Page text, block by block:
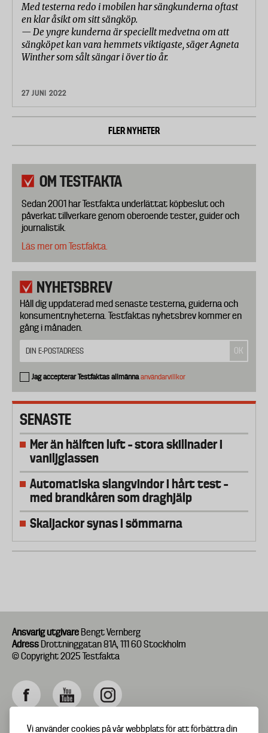
Vi använder cookies på vår webbplats för att förbättra din
Med testerna redo i mobilen har sängkunderna oftast
en klar åsikt om sitt sängköp.
— De yngre kunderna är speciellt medvetna om att
sängköpet kan vara hemmets viktigaste, säger Agneta
Winther som sålt sängar i över tio år.
27 JUNI 2022
FLER NYHETER
OM TESTFAKTA
Sedan 2001 har Testfakta underlättat köpbeslut och
påverkat tillverkare genom oberoende tester, guider och
journalistik.
Läs mer om Testfakta.
NYHETSBREV
Håll dig uppdaterad med senaste testerna, guiderna och
konsumentnyheterna. Testfaktas nyhetsbrev kommer en
gång i månaden.
Jag accepterar Testfaktas allmännaanvändarvillkor
SENASTE
Mer än hälften luft – stora skillnader i
vaniljglassen
Automatiska slangvindor i hårt test –
med brandkåren som draghjälp
Skaljackor synas i sömmarna
Ansvarig utgivare Bengt Vernberg
Adress Drottninggatan 81A, 111 60 Stockholm
© Copyright 2025 Testfakta